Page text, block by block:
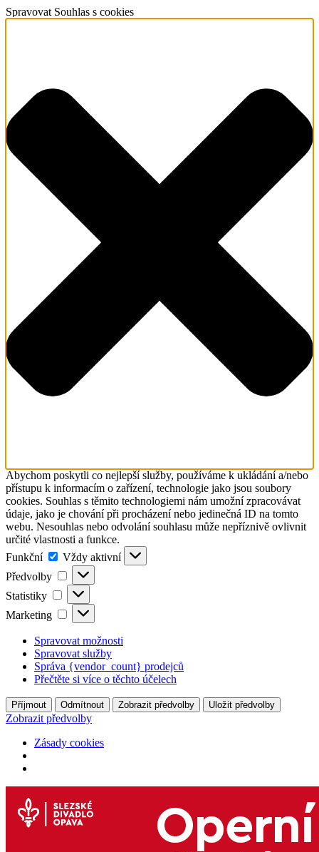
Spravovat Souhlas s cookies
Abychom poskytli co nejlepší služby, používáme k ukládání a/nebo
přístupu k informacím o zařízení, technologie jako jsou soubory
cookies. Souhlas s těmito technologiemi nám umožní zpracovávat
údaje, jako je chování při procházení nebo jedinečná ID na tomto
webu. Nesouhlas nebo odvolání souhlasu může nepříznivě ovlivnit
určité vlastnosti a funkce.
Funkční
Funkční
Vždy aktivní
Předvolby
Předvolby
Statistiky Statistiky
Marketing Marketing
Spravovat možnosti
Spravovat služby
Správa {vendor_count} prodejců
Přečtěte si více o těchto účelech
Příjmout Odmítnout Zobrazit předvolby Uložit předvolby
Zobrazit předvolby
Zásady cookies